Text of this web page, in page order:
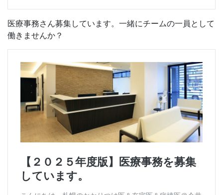
医療事務さん募集しています。一緒にチームの一員として
働きませんか？